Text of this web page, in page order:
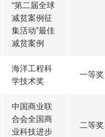
“第二届全球
减贫案例征
集活动”最佳
减贫案例
海洋工程科
学技术奖
一等奖
中国商业联
合会全国商
业科技进步
二等奖